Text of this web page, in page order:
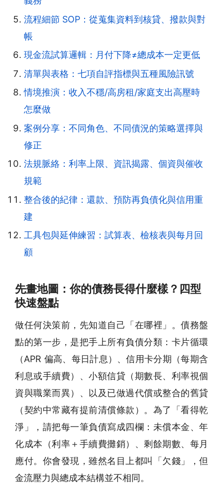
流程細節 SOP：從蒐集資料到核貸、撥款與對
帳
現金流試算邏輯：月付下降≠總成本一定更低
清單與表格：七項自評指標與五種風險訊號
情境推演：收入不穩/高房租/家庭支出高壓時
怎麼做
案例分享：不同角色、不同債況的策略選擇與
修正
法規脈絡：利率上限、資訊揭露、個資與催收
規範
整合後的紀律：還款、預防再負債化與信用重
建
工具包與延伸練習：試算表、檢核表與每月回
顧
先畫地圖：你的債務長得什麼樣？四型
快速盤點
做任何決策前，先知道自己「在哪裡」。債務盤
點的第一步，是把手上所有負債分類：卡片循環
（APR 偏高、每日計息）、信用卡分期（每期含
利息或手續費）、小額信貸（期數長、利率視個
資與職業而異）、以及已做過代償或整合的舊貸
（契約中常藏有提前清償條款）。為了「看得乾
淨」，請把每一筆負債寫成四欄：未償本金、年
化成本（利率＋手續費攤銷）、剩餘期數、每月
應付。你會發現，雖然名目上都叫「欠錢」，但
金流壓力與總成本結構並不相同。